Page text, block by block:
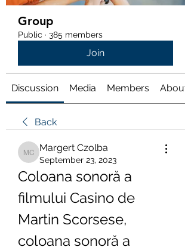
Group
Public · 385 members
Join
Discussion Media Members About
Back
Margert Czolba
Margert Czolba
September 23, 2023
Coloana sonoră a
filmului Casino de
Martin Scorsese,
coloana sonoră a